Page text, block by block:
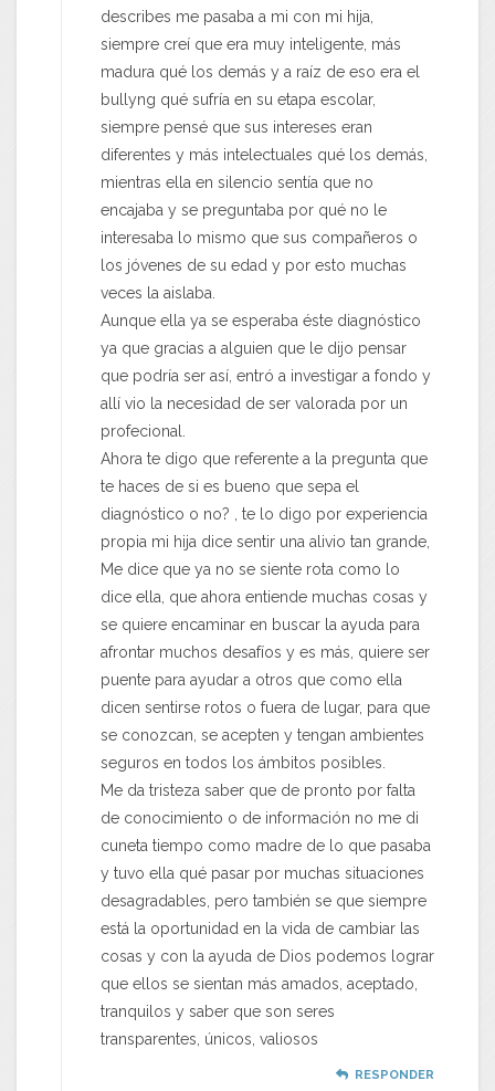
describes me pasaba a mi con mi hija,
siempre creí que era muy inteligente, más
madura qué los demás y a raíz de eso era el
bullyng qué sufría en su etapa escolar,
siempre pensé que sus intereses eran
diferentes y más intelectuales qué los demás,
mientras ella en silencio sentía que no
encajaba y se preguntaba por qué no le
interesaba lo mismo que sus compañeros o
los jóvenes de su edad y por esto muchas
veces la aislaba.
Aunque ella ya se esperaba éste diagnóstico
ya que gracias a alguien que le dijo pensar
que podría ser así, entró a investigar a fondo y
allí vio la necesidad de ser valorada por un
profecional.
Ahora te digo que referente a la pregunta que
te haces de si es bueno que sepa el
diagnóstico o no? , te lo digo por experiencia
propia mi hija dice sentir una alivio tan grande,
Me dice que ya no se siente rota como lo
dice ella, que ahora entiende muchas cosas y
se quiere encaminar en buscar la ayuda para
afrontar muchos desafíos y es más, quiere ser
puente para ayudar a otros que como ella
dicen sentirse rotos o fuera de lugar, para que
se conozcan, se acepten y tengan ambientes
seguros en todos los ámbitos posibles.
Me da tristeza saber que de pronto por falta
de conocimiento o de información no me di
cuneta tiempo como madre de lo que pasaba
y tuvo ella qué pasar por muchas situaciones
desagradables, pero también se que siempre
está la oportunidad en la vida de cambiar las
cosas y con la ayuda de Dios podemos lograr
que ellos se sientan más amados, aceptado,
tranquilos y saber que son seres
transparentes, únicos, valiosos
RESPONDER